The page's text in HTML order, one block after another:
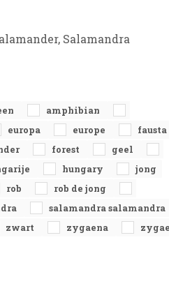
Salamandra
amphibian
europa europe
fausta
forest
geel
hungary
jong
rob
rob de jong
salamandra salamandra
zwart zygaena